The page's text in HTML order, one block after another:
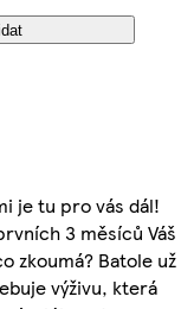
je tu pro vás dál!
3 měsíců Váš
zkoumá? Batole už
výživu, která